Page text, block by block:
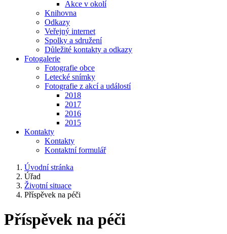
Akce v okolí
Knihovna
Odkazy
Veřejný internet
Spolky a sdružení
Důležité kontakty a odkazy
Fotogalerie
Fotografie obce
Letecké snímky
Fotografie z akcí a událostí
2018
2017
2016
2015
Kontakty
Kontakty
Kontaktní formulář
Úvodní stránka
Úřad
Životní situace
Příspěvek na péči
Příspěvek na péči